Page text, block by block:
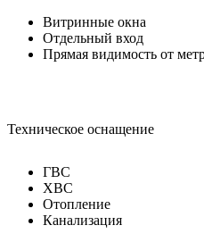
Витринные окна
Отдельный вход
Прямая видимость от
Техническое оснащение
ГВС
ХВС
Отопление
Канализация